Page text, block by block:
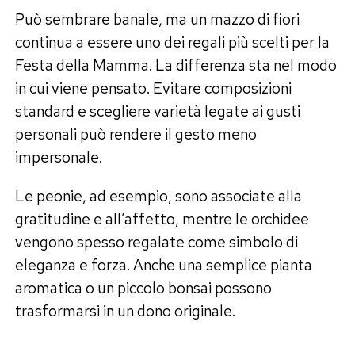
Può sembrare banale, ma un mazzo di fiori
continua a essere uno dei regali più scelti per la
Festa della Mamma. La differenza sta nel modo
in cui viene pensato. Evitare composizioni
standard e scegliere varietà legate ai gusti
personali può rendere il gesto meno
impersonale.
Le peonie, ad esempio, sono associate alla
gratitudine e all’affetto, mentre le orchidee
vengono spesso regalate come simbolo di
eleganza e forza. Anche una semplice pianta
aromatica o un piccolo bonsai possono
trasformarsi in un dono originale.